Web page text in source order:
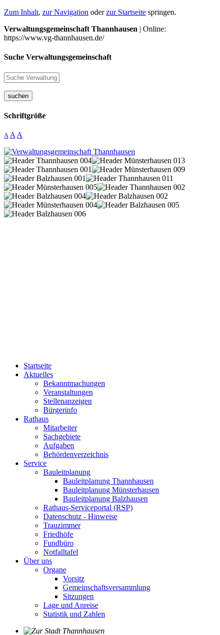
Zum Inhalt, zur Navigation oderzur Startseite springen.
Verwaltungsgemeinschaft Thannhausen | Online:
https://www.vg-thannhausen.de/
Suche Verwaltungsgemeinschaft
suchen
Schriftgröße
A A A
Startseite
Aktuelles
Bekanntmachungen
Veranstaltungen
Stellenanzeigen
Bürgerinfo
Rathaus
Mitarbeiter
Sachgebiete
Aufgaben
Behördenverzeichnis
Service
Bauleitplanung
Bauleitplanung Thannhausen
Bauleitplanung Münsterhausen
Bauleitplanung Balzhausen
Rathaus-Serviceportal (RSP)
Datenschutz - Hinweise
Trauzimmer
Friedhöfe
Fundbüro
Notfalltafel
Über uns
Organe
Vorsitz
Gemeinschaftsversammlung
Sitzungen
Lage und Anreise
Statistik und Zahlen